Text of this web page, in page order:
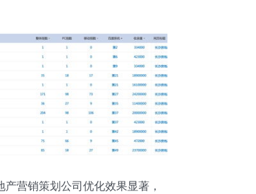
产营销策划公司优化效果显著，